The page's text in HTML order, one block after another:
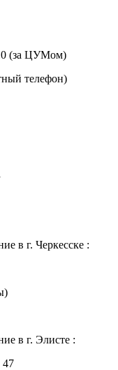
(за ЦУМом)
телефон)
в г. Черкесске :
в г. Элисте :
47